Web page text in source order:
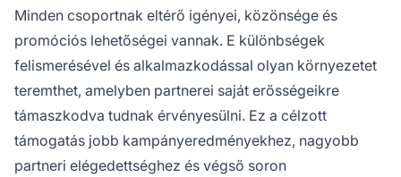
Minden csoportnak eltérő igényei, közönsége és
promóciós lehetőségei vannak. E különbségek
felismerésével és alkalmazkodással olyan környezetet
teremthet, amelyben partnerei saját erősségeikre
támaszkodva tudnak érvényesülni. Ez a célzott
támogatás jobb kampányeredményekhez, nagyobb
partneri elégedettséghez és végső soron